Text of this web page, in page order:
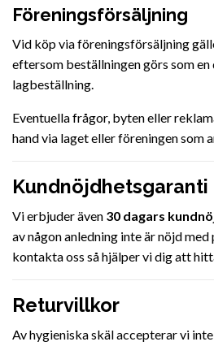
Föreningsförsäljning
Vid köp via föreningsförsäljning
eftersom beställningen görs som en
lagbeställning.
Eventuella frågor, byten eller
hand via laget eller föreningen som
Kundnöjdhetsgaranti
Vi erbjuder även 30 dagars
av någon anledning inte är nöjd
kontakta oss så hjälper vi dig att
Returvillkor
Av hygieniska skäl accepterar vi